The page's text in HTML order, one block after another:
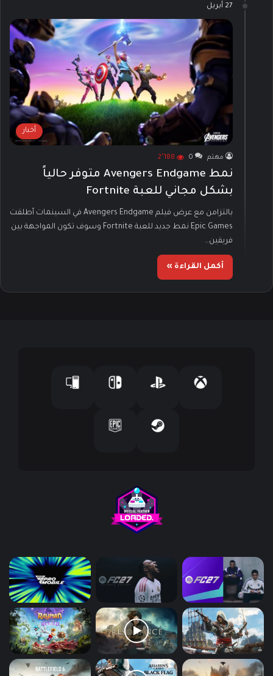
27 أبريل
أخبار
مهتم 0 2٬188
نمط Avengers Endgame متوفر حالياً
بشكل مجاني للعبة Fortnite
بالتزامن مع عرض فيلم Avengers Endgame في السينمات أطلقت
Epic Games نمط جديد للعبة Fortnite وسوف تكون المواجهة بين
فريقين…
أكمل القراءة »